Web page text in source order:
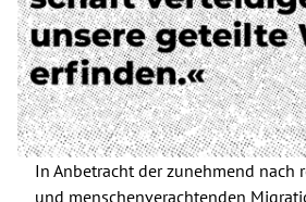
In Anbetracht der zunehmend nach
und menschenverachtenden